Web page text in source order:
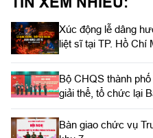
Xúc động lễ dâng
liệt sĩ tại TP. Hồ Chí
Bộ CHQS thành
giải thể, tổ chức lại
Bàn giao chức vụ